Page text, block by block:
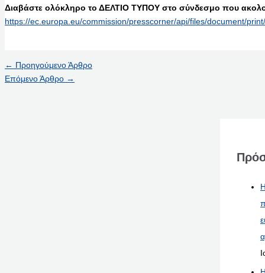
Διαβάστε ολόκληρο το ΔΕΛΤΙΟ ΤΥΠΟΥ στο σύνδεσμο που
https://ec.europa.eu/commission/presscorner/api/files/document/
← Προηγούμενο Άρθρο
Επόμενο Άρθρο →